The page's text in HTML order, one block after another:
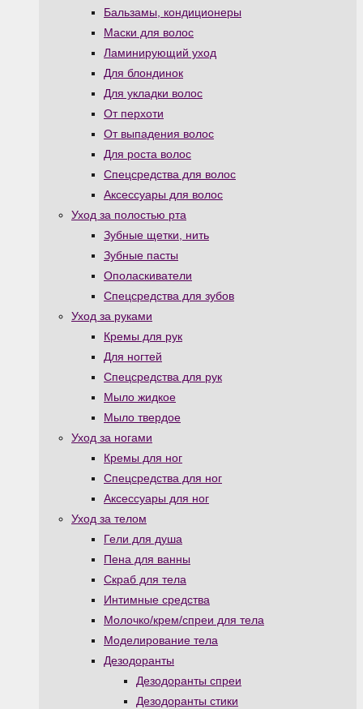
Бальзамы, кондиционеры
Маски для волос
Ламинирующий уход
Для блондинок
Для укладки волос
От перхоти
От выпадения волос
Для роста волос
Спецсредства для волос
Аксессуары для волос
Уход за полостью рта
Зубные щетки, нить
Зубные пасты
Ополаскиватели
Спецсредства для зубов
Уход за руками
Кремы для рук
Для ногтей
Спецсредства для рук
Мыло жидкое
Мыло твердое
Уход за ногами
Кремы для ног
Спецсредства для ног
Аксессуары для ног
Уход за телом
Гели для душа
Пена для ванны
Скраб для тела
Интимные средства
Молочко/крем/спреи для тела
Моделирование тела
Дезодоранты
Дезодоранты спреи
Дезодоранты стики